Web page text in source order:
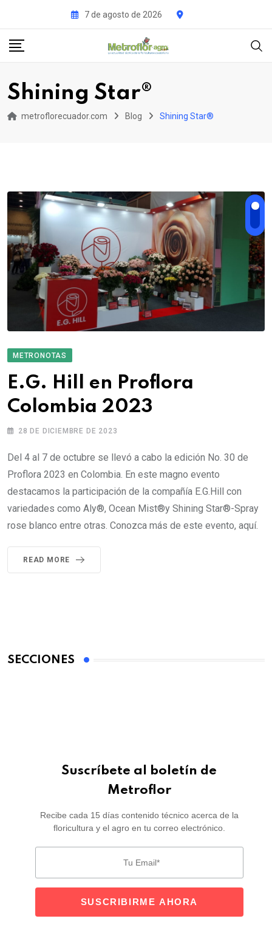
content
7 de agosto de 2026
Shining Star®
metroflorecuador.com Blog Shining Star®
METRONOTAS
E.G. Hill en Proflora
Colombia 2023
28 DE DICIEMBRE DE 2023
Del 4 al 7 de octubre se llevó a cabo la edición No. 30 de
Proflora 2023 en Colombia. En este magno evento
destacamos la participación de la compañía E.G.Hill con
variedades como Aly®, Ocean Mist®y Shining Star®-Spray
rose blanco entre otras. Conozca más de este evento, aquí.
READ MORE
SECCIONES
Suscríbete al boletín de
Metroflor
Recibe cada 15 días contenido técnico acerca de la
floricultura y el agro en tu correo electrónico.